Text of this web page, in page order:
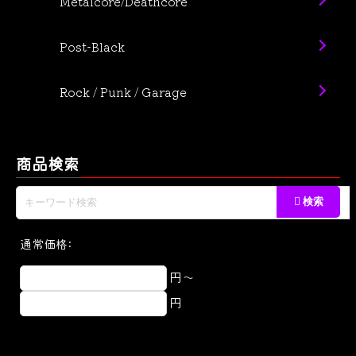
Post-Black
Rock / Punk / Garage
商品検索
通常価格:
円～
円